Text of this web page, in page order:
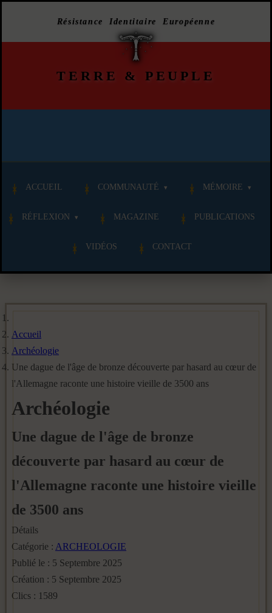
Résistance Identitaire Européenne
TERRE & PEUPLE
ACCUEIL COMMUNAUTÉ MÉMOIRE
RÉFLEXION MAGAZINE PUBLICATIONS
VIDÉOS CONTACT
Accueil
Archéologie
Une dague de l'âge de bronze découverte par hasard au cœur de
l'Allemagne raconte une histoire vieille de 3500 ans
Archéologie
Une dague de l'âge de bronze
découverte par hasard au cœur de
l'Allemagne raconte une histoire vieille
de 3500 ans
Détails
Catégorie : ARCHEOLOGIE
Publié le : 5 Septembre 2025
Création : 5 Septembre 2025
Clics : 1589